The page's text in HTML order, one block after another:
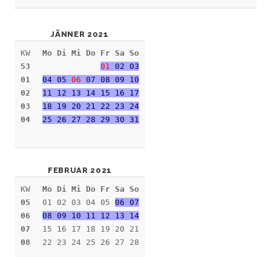
JÄNNER 2021
KW
53
01
02
03
04
Mo Di Mi Do Fr Sa So
01 02 03
04 05 06 07 08 09 10
11 12 13 14 15 16 17
18 19 20 21 22 23 24
25 26 27 28 29 30 31
FEBRUAR 2021
KW
05
06
07
08
Mo Di Mi Do Fr Sa So
01 02 03 04 05 06 07
08 09 10 11 12 13 14
15 16 17 18 19 20 21
22 23 24 25 26 27 28